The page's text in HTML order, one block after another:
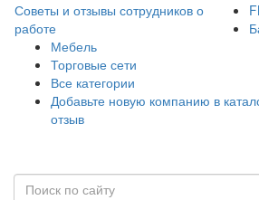
Советы и отзывы сотрудников о
работе
Мебель
Торговые сети
Все категории
Добавьте новую компанию в
отзыв